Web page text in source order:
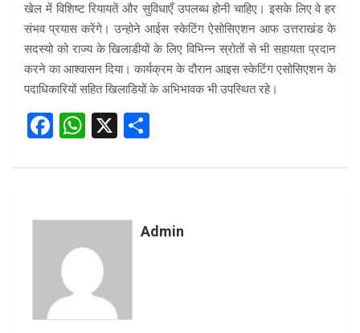
खेल में विशिष्ट रियायतें और सुविधाएँ उपलब्ध होनी चाहिए। इसके लिए वे हर
संभव प्रयास करेंगे। उन्होने आईस स्केटिंग ऐसोसिएशन आफ उत्तराखंड के
सदस्यो को राज्य के खिलाडीयों के लिए विभिन्न स्रोतों से भी सहायता प्रदान
करने का आश्वासन दिया। कार्यक्रम के दौरान आइस स्केटिंग एसोसिएशन के
पदाधिकारियों सहित खिलाडियों के अभिभावक भी उपस्थित रहे।
F
ce
o
o
k
W
at
A
p
p
X
ar
Admin